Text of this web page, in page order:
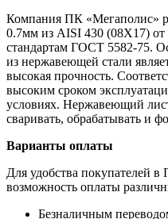
Компания ПК «Мегаполис»
0.7мм из AISI 430 (08Х17) от
стандартам ГОСТ 5582-75.
из нержавеющей стали
высокая прочность.
высоким сроком
условиях. Нержавеющий
сваривать, обрабатывать и
Варианты оплаты
Для удобства покупателей
возможность оплаты
Безналичным